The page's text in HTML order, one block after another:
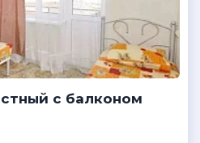
с балконом